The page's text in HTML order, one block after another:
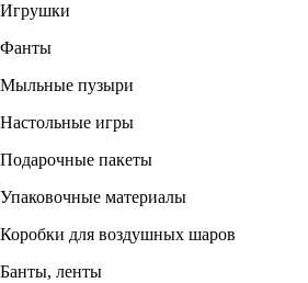
Игрушки
Фанты
Мыльные пузыри
Настольные игры
Подарочные пакеты
Упаковочные материалы
Коробки для воздушных шаров
Банты, ленты